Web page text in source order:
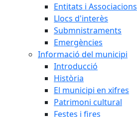
Entitats i Associacions
Llocs d'interès
Submnistraments
Emergències
Informació del municipi
Introducció
Història
El municipi en xifres
Patrimoni cultural
Festes i fires